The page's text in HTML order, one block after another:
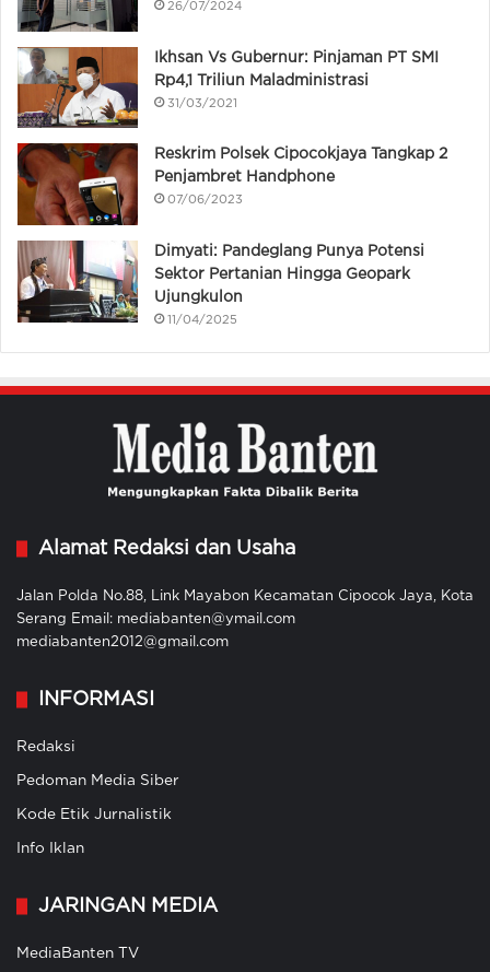
26/07/2024
Ikhsan Vs Gubernur: Pinjaman PT SMI
Rp4,1 Triliun Maladministrasi
31/03/2021
Reskrim Polsek Cipocokjaya Tangkap 2
Penjambret Handphone
07/06/2023
Dimyati: Pandeglang Punya Potensi
Sektor Pertanian Hingga Geopark
Ujungkulon
11/04/2025
Alamat Redaksi dan Usaha
Jalan Polda No.88, Link Mayabon Kecamatan Cipocok Jaya, Kota
Serang Email: mediabanten@ymail.com
mediabanten2012@gmail.com
INFORMASI
Redaksi
Pedoman Media Siber
Kode Etik Jurnalistik
Info Iklan
JARINGAN MEDIA
MediaBanten TV